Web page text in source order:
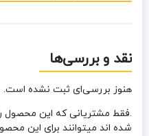
نقد و بررسی‌ها
هنوز بررسی‌ای ثبت نشده است.
.فقط مشتریانی که این محصول
شده اند میتوانند برای این